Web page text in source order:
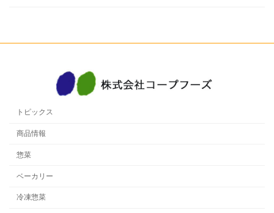
トピックス
商品情報
惣菜
ベーカリー
冷凍惣菜